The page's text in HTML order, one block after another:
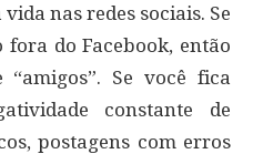
nas redes sociais. Se
do Facebook, então
Se você fica
constante de
postagens com erros